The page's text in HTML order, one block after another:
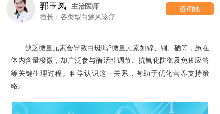
郭玉凤
主治医师
擅长：各类型白癜风诊疗
咨询她
缺乏微量元素会导致白斑吗?微量元素如锌、铜、硒等，虽在
体内含量极微，却广泛参与酶活性调节、抗氧化防御及免疫应答
等关键生理过程。科学认识这一关系，有助于优化营养支持策
略。